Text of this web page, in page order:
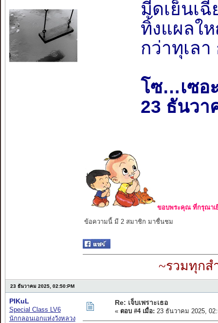
มีดเย็นเ
ทิ้งแผลใ
กว่าทุเล
โซ…เซอ
23 ธันวา
ขอบพระคุณ ที่กรุณาเ
ข้อความนี้ มี 2 สมาชิก มาชื่นชม
~รวมทุกส
23 ธันวาคม 2025, 02:50:PM
PIKuL
Special Class LV6
นักกลอนเอกแห่งวังหลวง
Re: เจ็บเพราะเธอ
« ตอบ #4 เมื่อ: 23 ธันวาคม 2025,